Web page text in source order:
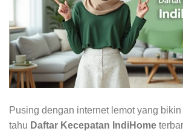
Pusing dengan internet lemot yang
tahu Daftar Kecepatan IndiHome